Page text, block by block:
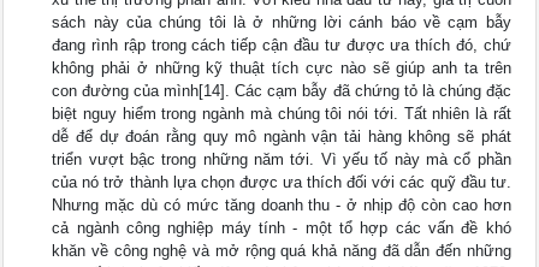
sách này của chúng tôi là ở những lời cánh báo về cạm bẫy
đang rình rập trong cách tiếp cận đầu tư được ưa thích đó, chứ
không phải ở những kỹ thuật tích cực nào sẽ giúp anh ta trên
con đường của mình[14]. Các cạm bẫy đã chứng tỏ là chúng đặc
biệt nguy hiểm trong ngành mà chúng tôi nói tới. Tất nhiên là rất
dễ để dự đoán rằng quy mô ngành vận tải hàng không sẽ phát
triển vượt bậc trong những năm tới. Vì yếu tố này mà cổ phần
của nó trở thành lựa chọn được ưa thích đối với các quỹ đầu tư.
Nhưng mặc dù có mức tăng doanh thu - ở nhịp độ còn cao hơn
cả ngành công nghiệp máy tính - một tổ hợp các vấn đề khó
khăn về công nghệ và mở rộng quá khả năng đã dẫn đến những